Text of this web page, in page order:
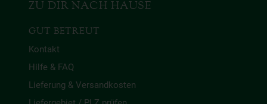
ZU DIR NACH HAUSE
GUT BETREUT
Kontakt
Hilfe & FAQ
Lieferung & Versandkosten